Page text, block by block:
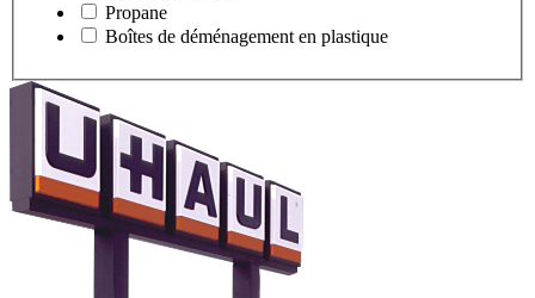
Propane
Boîtes de déménagement en plastique